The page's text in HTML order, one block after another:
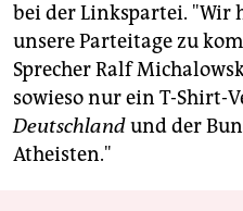
bei der Linkspartei. "Wir
unsere Parteitage zu
Sprecher Ralf
sowieso nur ein T-Shirt-
Deutschlandund der
Atheisten."